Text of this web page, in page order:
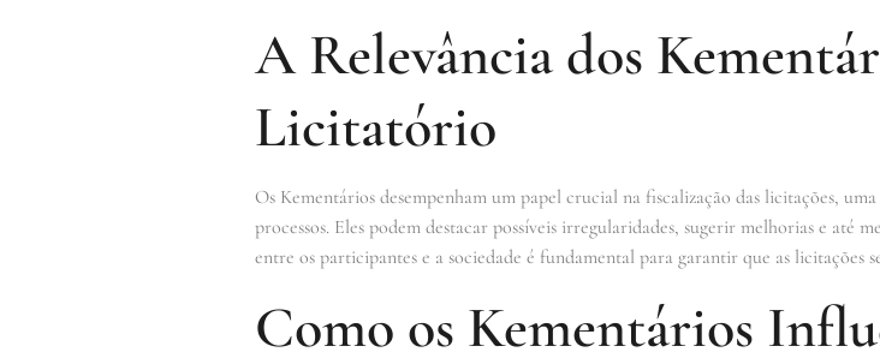
A Relevância dos
Licitatório
Os Kementários desempenham um papel crucial na fiscalização das licitações,
processos. Eles podem destacar possíveis irregularidades, sugerir melhorias e até
entre os participantes e a sociedade é fundamental para garantir que as licitações
Como os Kementários